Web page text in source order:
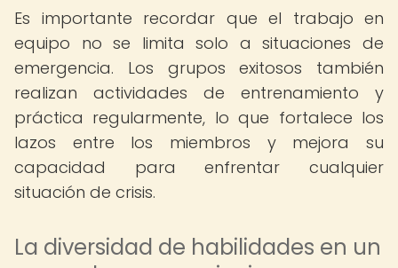
Es importante recordar que el trabajo en
equipo no se limita solo a situaciones de
emergencia. Los grupos exitosos también
realizan actividades de entrenamiento y
práctica regularmente, lo que fortalece los
lazos entre los miembros y mejora su
capacidad para enfrentar cualquier
situación de crisis.
La diversidad de habilidades en un